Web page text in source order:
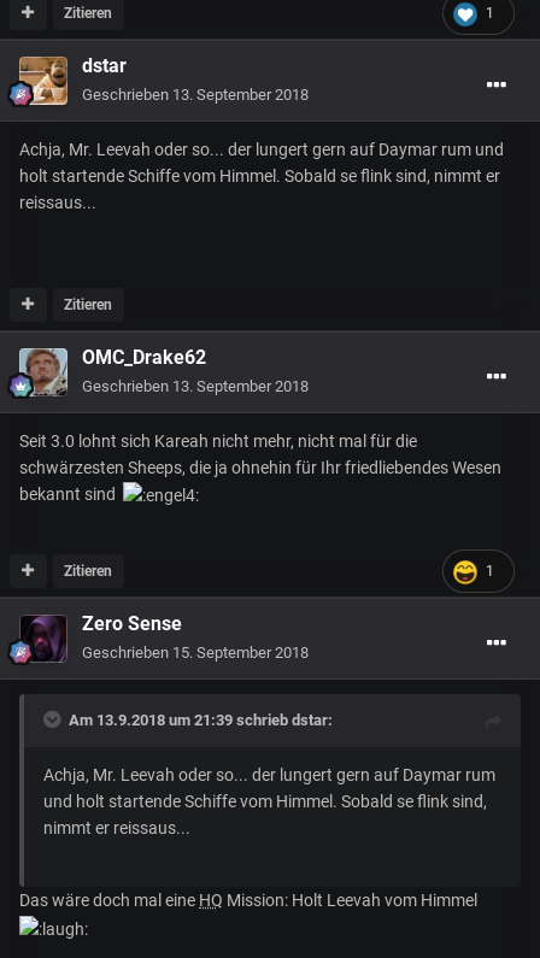
1
Zitieren
dstar
Geschrieben 13. September 2018
Achja, Mr. Leevah oder so... der lungert gern auf Daymar rum und
holt startende Schiffe vom Himmel. Sobald se flink sind, nimmt er
reissaus...
Zitieren
OMC_Drake62
Geschrieben 13. September 2018
Seit 3.0 lohnt sich Kareah nicht mehr, nicht mal für die
schwärzesten Sheeps, die ja ohnehin für Ihr friedliebendes Wesen
bekannt sind
1
Zitieren
Zero Sense
Geschrieben 15. September 2018
Am 13.9.2018 um 21:39 schrieb dstar:
Achja, Mr. Leevah oder so... der lungert gern auf Daymar rum
und holt startende Schiffe vom Himmel. Sobald se flink sind,
nimmt er reissaus...
Das wäre doch mal eine HQ Mission: Holt Leevah vom Himmel